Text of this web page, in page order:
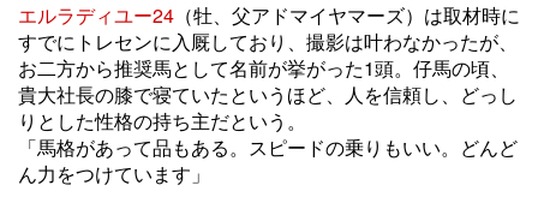
エルラディユー24 （牡、父アドマイヤマーズ）は取材時に
すでにトレセンに入厩しており、撮影は叶わなかったが、
お二方から推奨馬として名前が挙がった1頭。仔馬の頃、
貴大社長の膝で寝ていたというほど、人を信頼し、どっし
りとした性格の持ち主だという。
「馬格があって品もある。スピードの乗りもいい。どんど
ん力をつけています」